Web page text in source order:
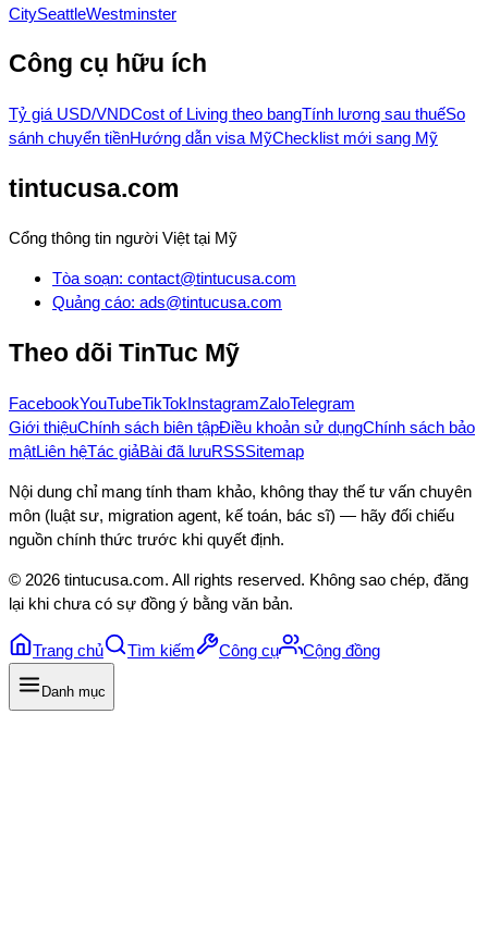
CitySeattleWestminster
Công cụ hữu ích
Tỷ giá USD/VNDCost of Living theo bangTính lương sau thuếSo
sánh chuyển tiềnHướng dẫn visa MỹChecklist mới sang Mỹ
tintucusa.com
Cổng thông tin người Việt tại Mỹ
Tòa soạn: contact@tintucusa.com
Quảng cáo: ads@tintucusa.com
Theo dõi TinTuc Mỹ
FacebookYouTubeTikTokInstagramZaloTelegram
Giới thiệuChính sách biên tậpĐiều khoản sử dụngChính sách bảo
mậtLiên hệTác giảBài đã lưuRSSSitemap
Nội dung chỉ mang tính tham khảo, không thay thế tư vấn chuyên
môn (luật sư, migration agent, kế toán, bác sĩ) — hãy đối chiếu
nguồn chính thức trước khi quyết định.
© 2026 tintucusa.com. All rights reserved. Không sao chép, đăng
lại khi chưa có sự đồng ý bằng văn bản.
Trang chủ Tìm kiếm Công cụ Cộng đồng
Danh mục